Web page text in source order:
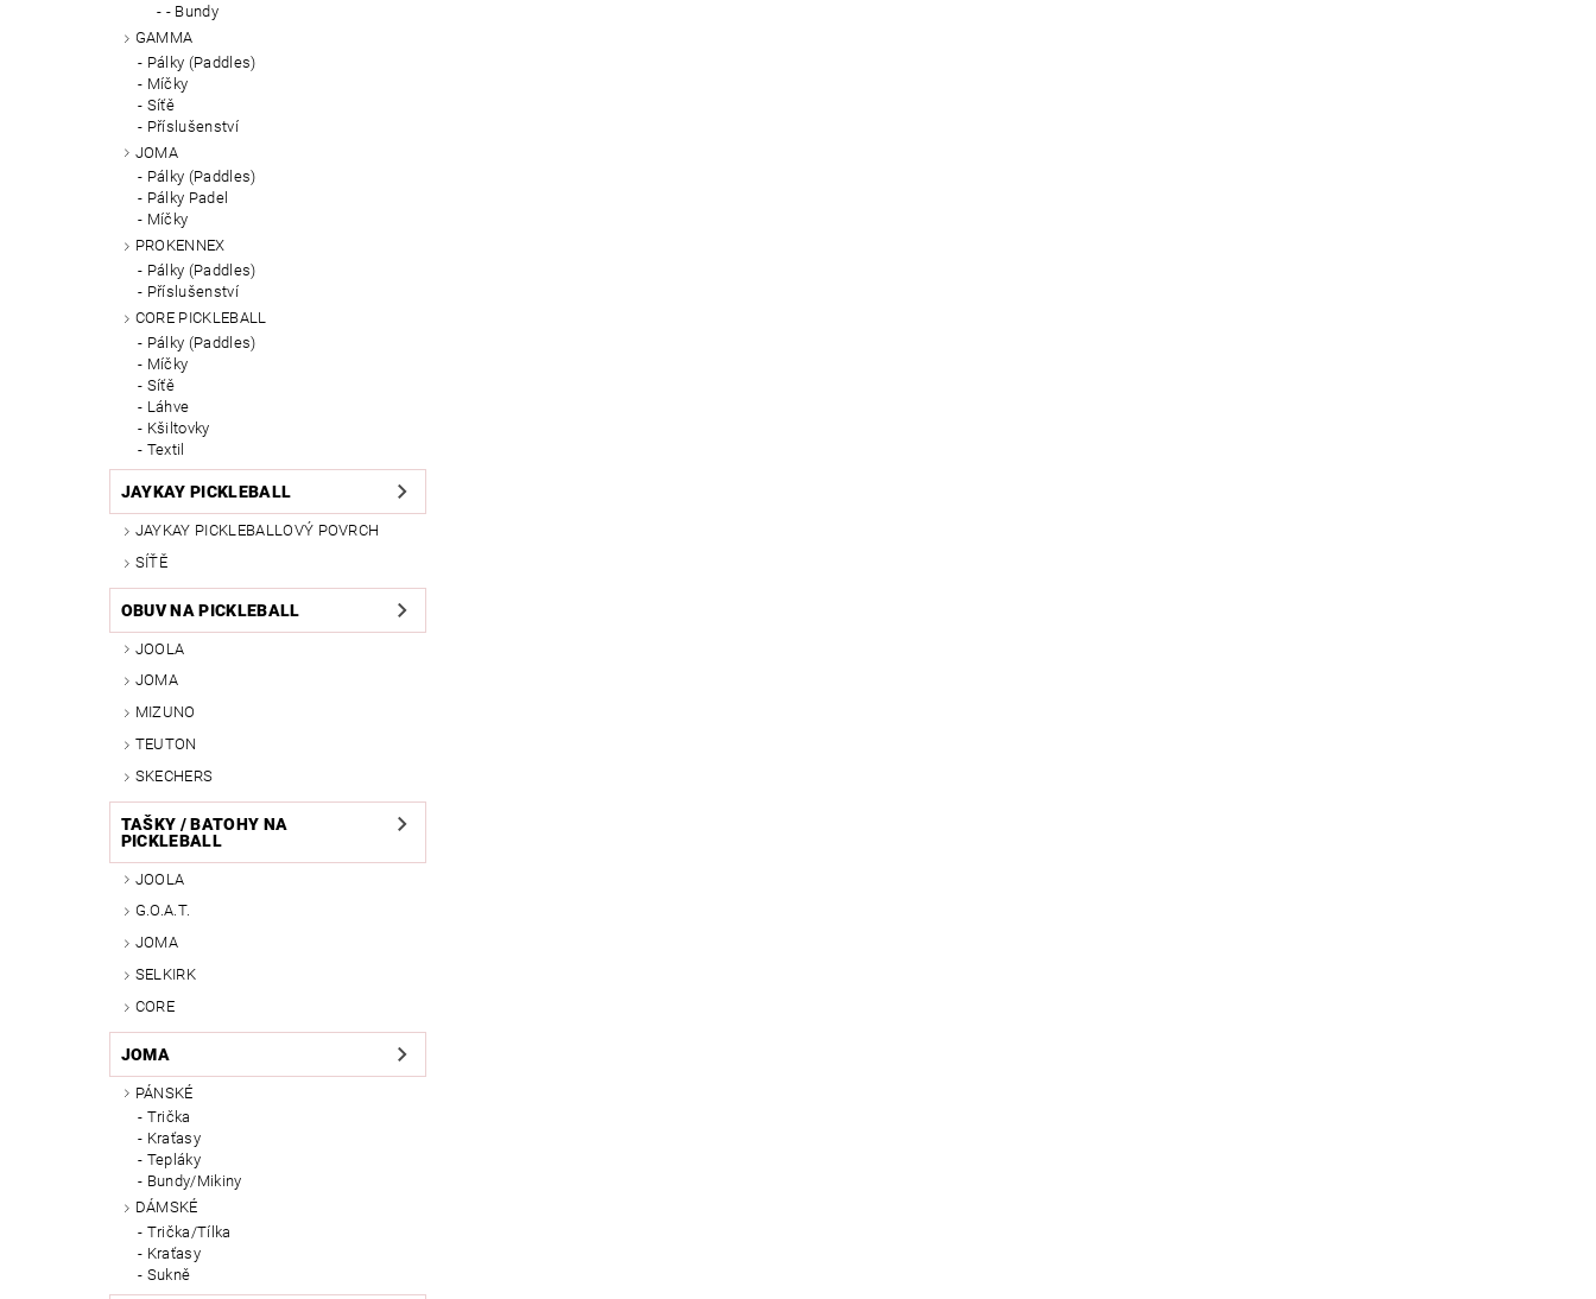
- Bundy
GAMMA
Pálky (Paddles)
Míčky
Síťě
Příslušenství
JOMA
Pálky (Paddles)
Pálky Padel
Míčky
PROKENNEX
Pálky (Paddles)
Příslušenství
CORE PICKLEBALL
Pálky (Paddles)
Míčky
Síťě
Láhve
Kšiltovky
Textil
JAYKAY PICKLEBALL
JAYKAY PICKLEBALLOVÝ POVRCH
SÍŤĚ
OBUV NA PICKLEBALL
JOOLA
JOMA
MIZUNO
TEUTON
SKECHERS
TAŠKY / BATOHY NA
PICKLEBALL
JOOLA
G.O.A.T.
JOMA
SELKIRK
CORE
JOMA
PÁNSKÉ
Trička
Kraťasy
Tepláky
Bundy/Mikiny
DÁMSKÉ
Trička/Tílka
Kraťasy
Sukně